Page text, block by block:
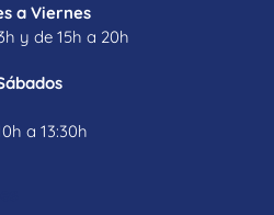
a Viernes
y de 15h a 20h
a 13:30h